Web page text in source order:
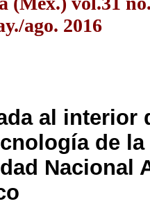
ago. 2016
al interior
de la
Nacional